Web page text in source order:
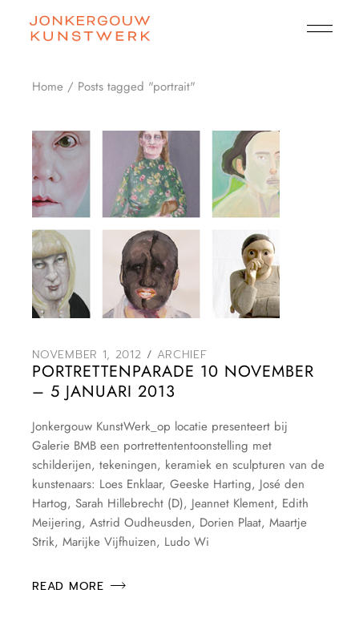
content
Home Posts tagged "portrait"
NOVEMBER 1, 2012 ARCHIEF
PORTRETTENPARADE 10 NOVEMBER
– 5 JANUARI 2013
Jonkergouw KunstWerk_op locatie presenteert bij
Galerie BMB een portrettententoonstelling met
schilderijen, tekeningen, keramiek en sculpturen van de
kunstenaars: Loes Enklaar, Geeske Harting, José den
Hartog, Sarah Hillebrecht (D), Jeannet Klement, Edith
Meijering, Astrid Oudheusden, Dorien Plaat, Maartje
Strik, Marijke Vijfhuizen, Ludo Wi
READ MORE